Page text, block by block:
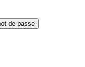
de passe